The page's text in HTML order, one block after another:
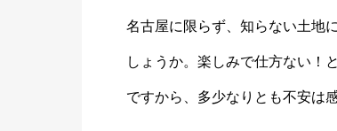
名古屋に限らず、知らない土地
しょうか。楽しみで仕方ない！
ですから、多少なりとも不安は